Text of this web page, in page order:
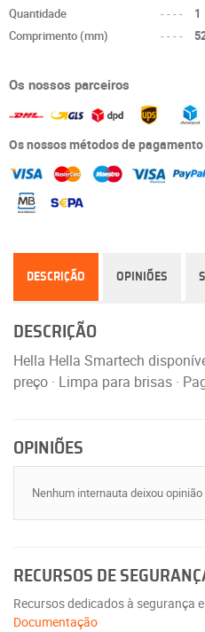
Quantidade
----
1
Comprimento (mm)
----
Os nossos parceiros
Os nossos métodos de pagamento
DESCRIÇÃO OPINIÕES
DESCRIÇÃO
Hella Hella Smartech
preço · Limpa para brisas ·
OPINIÕES
Nenhum internauta deixou
RECURSOS DE
Recursos dedicados à segurança
Documentação